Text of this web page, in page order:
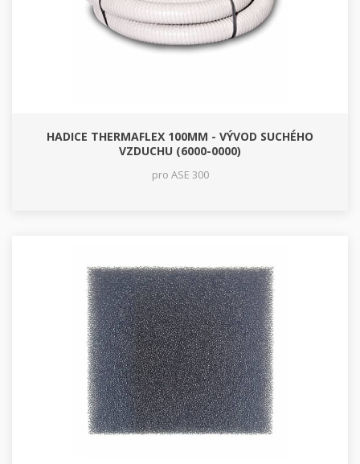
HADICE THERMAFLEX 100MM - VÝVOD SUCHÉHO
VZDUCHU (6000-0000)
pro ASE 300